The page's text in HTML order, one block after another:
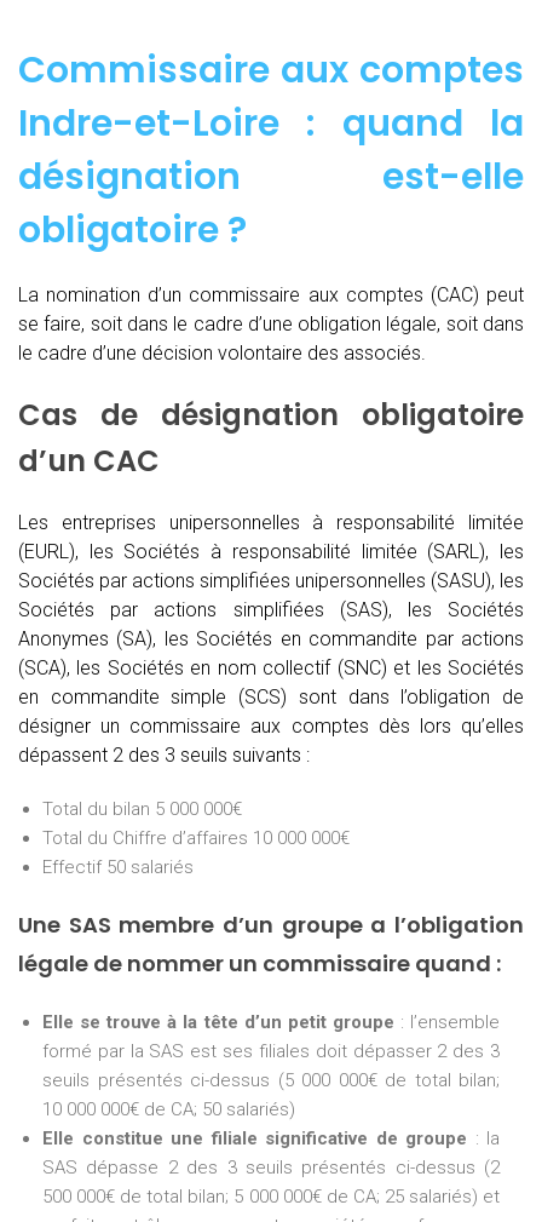
Commissaire aux comptes
Indre-et-Loire : quand la
désignation est-elle
obligatoire ?
La nomination d’un commissaire aux comptes (CAC) peut
se faire, soit dans le cadre d’une obligation légale, soit dans
le cadre d’une décision volontaire des associés.
Cas de désignation obligatoire
d’un CAC
Les entreprises unipersonnelles à responsabilité limitée
(EURL), les Sociétés à responsabilité limitée (SARL), les
Sociétés par actions simplifiées unipersonnelles (SASU), les
Sociétés par actions simplifiées (SAS), les Sociétés
Anonymes (SA), les Sociétés en commandite par actions
(SCA), les Sociétés en nom collectif (SNC) et les Sociétés
en commandite simple (SCS) sont dans l’obligation de
désigner un commissaire aux comptes dès lors qu’elles
dépassent 2 des 3 seuils suivants :
Total du bilan 5 000 000€
Total du Chiffre d’affaires 10 000 000€
Effectif 50 salariés
Une SAS membre d’un groupe a l’obligation
légale de nommer un commissaire quand :
Elle se trouve à la tête d’un petit groupe : l’ensemble
formé par la SAS est ses filiales doit dépasser 2 des 3
seuils présentés ci-dessus (5 000 000€ de total bilan;
10 000 000€ de CA; 50 salariés)
Elle constitue une filiale significative de groupe : la
SAS dépasse 2 des 3 seuils présentés ci-dessus (2
500 000€ de total bilan; 5 000 000€ de CA; 25 salariés) et